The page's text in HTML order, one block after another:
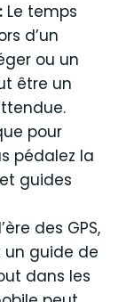
Le temps
d’un
ou un
être un
pour
pédalez la
guides
des GPS,
guide de
dans les